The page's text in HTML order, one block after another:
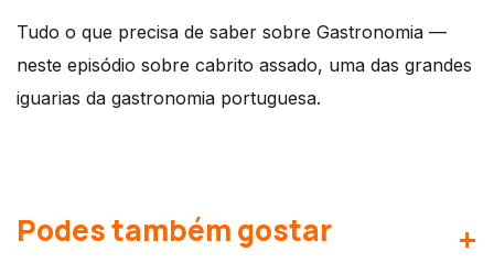
Tudo o que precisa de saber sobre Gastronomia —
neste episódio sobre cabrito assado, uma das grandes
iguarias da gastronomia portuguesa.
Podes também gostar +